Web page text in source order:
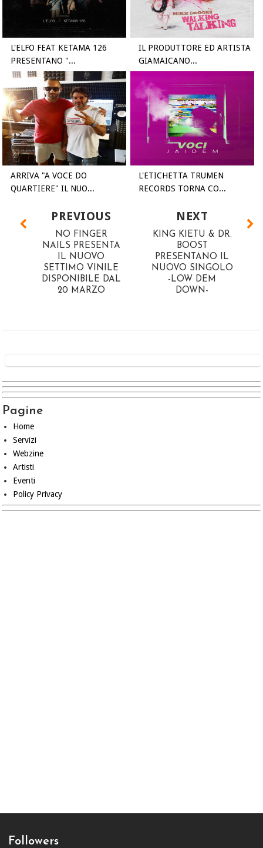
L'ELFO FEAT KETAMA 126
PRESENTANO "...
IL PRODUTTORE ED ARTISTA
GIAMAICANO...
ARRIVA "A VOCE DO
QUARTIERE" IL NUO...
L'ETICHETTA TRUMEN
RECORDS TORNA CO...
NEXT
KING KIETU & DR.
BOOST
PRESENTANO IL
NUOVO SINGOLO
-LOW DEM
DOWN-
PREVIOUS
NO FINGER
NAILS PRESENTA
IL NUOVO
SETTIMO VINILE
DISPONIBILE DAL
20 MARZO
Pagine
Home
Servizi
Webzine
Artisti
Eventi
Policy Privacy
Followers